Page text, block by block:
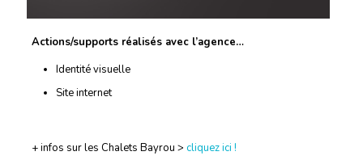
Actions/supports réalisés avec l’agence…
Identité visuelle
Site internet
+ infos sur les Chalets Bayrou > cliquez ici !